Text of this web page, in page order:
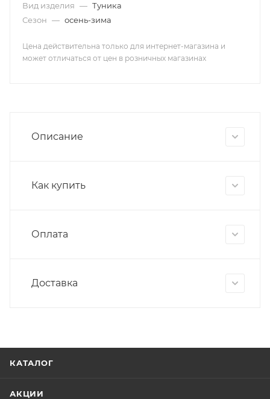
Вид изделия — Туника
Сезон — осень-зима
Цена действительна только для интернет-магазина и
может отличаться от цен в розничных магазинах
Описание
Как купить
Оплата
Доставка
КАТАЛОГ
АКЦИИ